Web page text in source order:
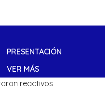
PRESENTACIÓN
VER MÁS
reactivos